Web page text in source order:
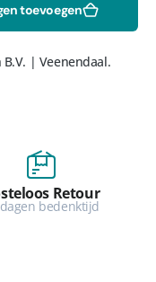
toevoegen
B.V. | Veenendaal.
Retour
bedenktijd